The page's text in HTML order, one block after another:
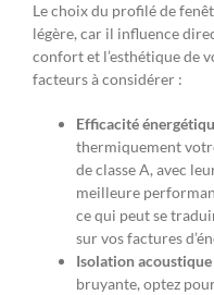
Le choix du profilé de
légère, car il influence
confort et l’esthétique de
facteurs à considérer :
Efficacité
thermiquement
de classe A, avec
meilleure
ce qui peut se
sur vos factures
Isolation acoustique
bruyante, optez